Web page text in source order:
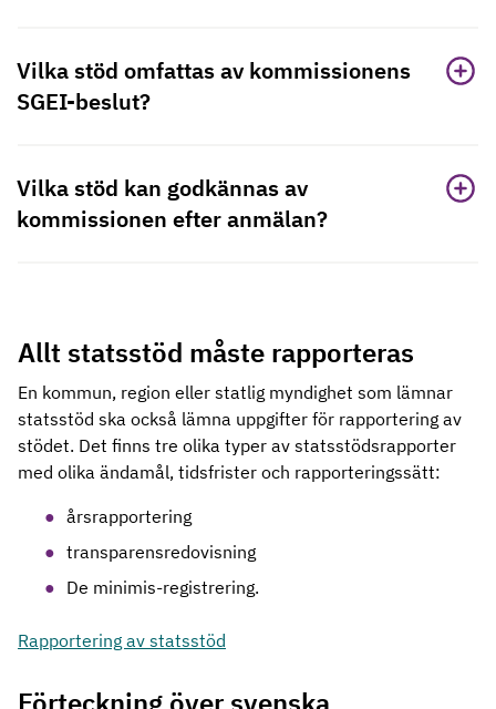
Vilka stöd omfattas av kommissionens
SGEI-beslut?
Vilka stöd kan godkännas av
kommissionen efter anmälan?
Allt statsstöd måste rapporteras
En kommun, region eller statlig myndighet som lämnar
statsstöd ska också lämna uppgifter för rapportering av
stödet. Det finns tre olika typer av statsstödsrapporter
med olika ändamål, tidsfrister och rapporteringssätt:
årsrapportering
transparensredovisning
De minimis-registrering.
Rapportering av statsstöd